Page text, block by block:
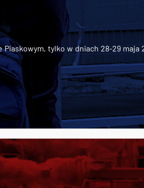
tylko w dniach 28-29